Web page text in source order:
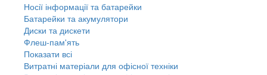
Носії інформації та батарейки
Батарейки та акумулятори
Диски та дискети
Флеш-пам'ять
Показати всі
Витратні матеріали для офісної техніки